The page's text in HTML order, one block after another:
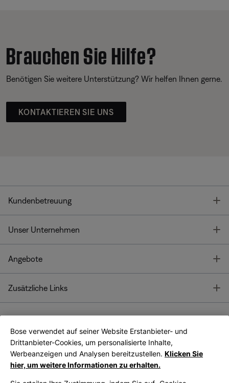
Brauchen Sie Hilfe?
Benötigen Sie weitere Unterstützung? Wir helfen Ihnen gerne.
KONTAKTIEREN SIE UNS
Kundenbetreuung
Unser Unternehmen
Angebote
Zusätzliche Links
Bose App
Bose Connect
App
Bose verwendet auf seiner Website Erstanbieter- und
Drittanbieter-Cookies, um personalisierte Inhalte,
Werbeanzeigen und Analysen bereitzustellen. Klicken Sie
hier, um weitere Informationen zu erhalten.